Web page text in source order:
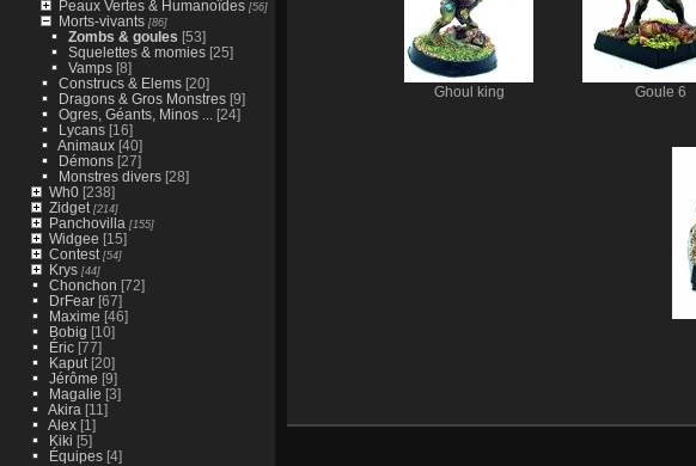
Peaux Vertes & Humanoïdes[56]
Morts-vivants[86]
Zombs & goules [53]
Squelettes & momies[25]
Vamps[8]
Construcs & Elems[20]
Dragons & Gros Monstres[9]
Ogres, Géants, Minos ...
[24]
Lycans[16]
Animaux[40]
Démons[27]
Monstres divers[28]
Wh0[238]
Zidget[214]
Panchovilla[155]
Widgee [15]
Contest[54]
Krys[44]
Chonchon [72]
DrFear[67]
Maxime [46]
Bobig [10]
Éric[77]
Kaput[20]
Jérôme [9]
Magalie [3]
Akira [11]
Alex[1]
Kiki [5]
Équipes[4]
Ghoul king Goule 6